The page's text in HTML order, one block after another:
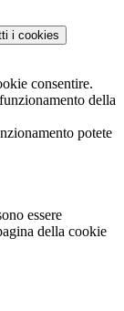
i cookies
consentire.
della
potete
essere
della cookie